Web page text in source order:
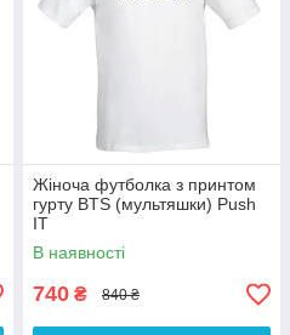
Жіноча футболка з принтом
гурту BTS (мультяшки) Push
IT
В наявності
740 ₴ 840 ₴